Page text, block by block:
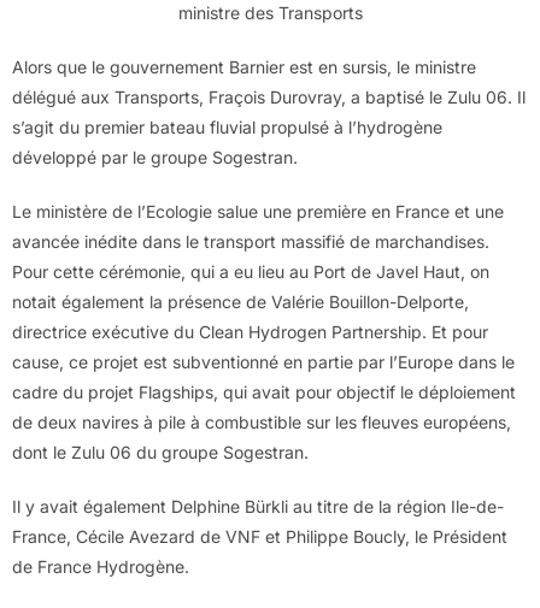
ministre des Transports
Alors que le gouvernement Barnier est en sursis, le ministre
délégué aux Transports, Fraçois Durovray, a baptisé le Zulu 06. Il
s’agit du premier bateau fluvial propulsé à l’hydrogène
développé par le groupe Sogestran.
Le ministère de l’Ecologie salue une première en France et une
avancée inédite dans le transport massifié de marchandises.
Pour cette cérémonie, qui a eu lieu au Port de Javel Haut, on
notait également la présence de Valérie Bouillon-Delporte,
directrice exécutive du Clean Hydrogen Partnership. Et pour
cause, ce projet est subventionné en partie par l’Europe dans le
cadre du projet Flagships, qui avait pour objectif le déploiement
de deux navires à pile à combustible sur les fleuves européens,
dont le Zulu 06 du groupe Sogestran.
Il y avait également Delphine Bürkli au titre de la région Ile-de-
France, Cécile Avezard de VNF et Philippe Boucly, le Président
de France Hydrogène.